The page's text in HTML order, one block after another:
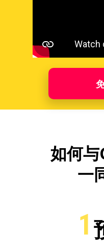
如何
一
1